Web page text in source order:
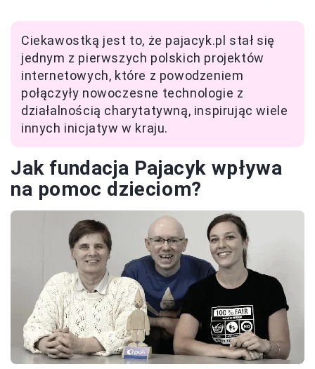
Ciekawostką jest to, że pajacyk.pl stał się
jednym z pierwszych polskich projektów
internetowych, które z powodzeniem
połączyły nowoczesne technologie z
działalnością charytatywną, inspirując wiele
innych inicjatyw w kraju.
Jak fundacja Pajacyk wpływa
na pomoc dzieciom?